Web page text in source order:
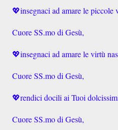
💖insegnaci ad amare le piccole
Cuore SS.mo di Gesù,
💖insegnaci ad amare le virtù
Cuore SS.mo di Gesù,
💖rendici docili ai Tuoi
Cuore SS.mo di Gesù,